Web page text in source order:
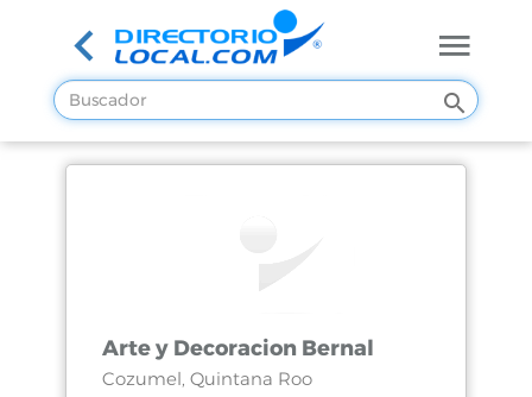
Arte y Decoracion Bernal
Cozumel, Quintana Roo